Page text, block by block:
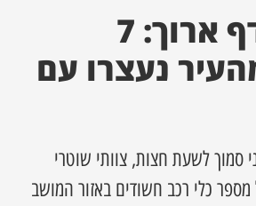
אחרי מרדף ארוך: 7
נעצרו עם
סמוך לשעת חצות, צוותי שוטרי
מספר כלי רכב חשודים באזור המושב